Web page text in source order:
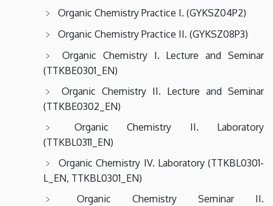
Organic Chemistry Practice I. (GYKSZ04P2)
Organic Chemistry Practice II. (GYKSZ08P3)
Organic Chemistry I. Lecture and Seminar
(TTKBE0301_EN)
Organic Chemistry II. Lecture and Seminar
(TTKBE0302_EN)
Organic Chemistry II. Laboratory
(TTKBL0311_EN)
Organic Chemistry IV. Laboratory (TTKBL0301-
L_EN, TTKBL0301_EN)
Organic Chemistry Seminar II.